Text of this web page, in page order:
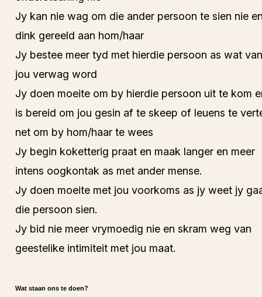
Jy kan nie wag om die ander persoon te sien nie
dink gereeld aan hom/haar
Jy bestee meer tyd met hierdie persoon as wat van
jou verwag word
Jy doen moeite om by hierdie persoon uit te kom
is bereid om jou gesin af te skeep of leuens te
net om by hom/haar te wees
Jy begin koketterig praat en maak langer en meer
intens oogkontak as met ander mense.
Jy doen moeite met jou voorkoms as jy weet jy
die persoon sien.
Jy bid nie meer vrymoedig nie en skram weg van
geestelike intimiteit met jou maat.
Wat staan ons te doen?